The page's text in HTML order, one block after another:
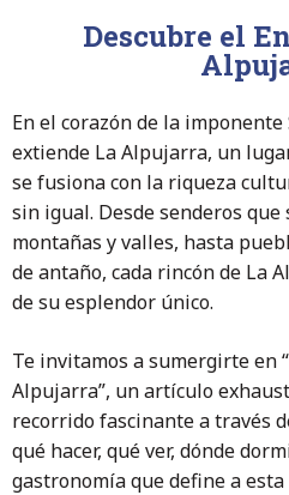
Descubre el
En el corazón de la
extiende La Alpujarra, un
se fusiona con la riqueza
sin igual. Desde senderos
montañas y valles, hasta
de antaño, cada rincón de La
de su esplendor único.
Te invitamos a sumergirte en
Alpujarra”, un artículo
recorrido fascinante a través
qué hacer, qué ver, dónde
gastronomía que define a